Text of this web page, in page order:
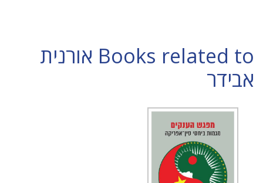
Books related to אורנית
אבידר